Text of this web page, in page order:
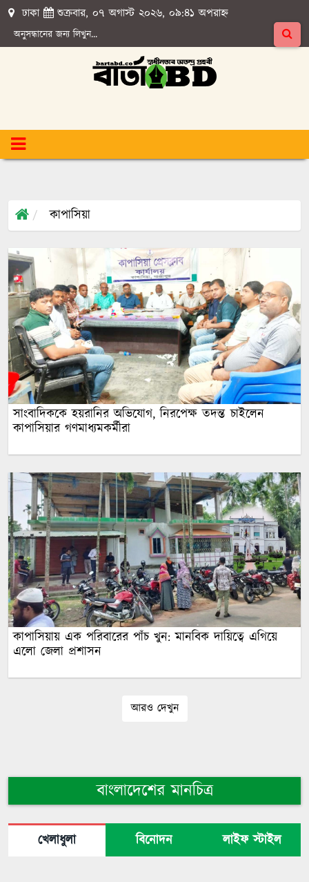
ঢাকা শুক্রবার, ০৭ অগাস্ট ২০২৬, ০৯:৪১ অপরাহ্ন
কাপাসিয়া
সাংবাদিককে হয়রানির অভিযোগ, নিরপেক্ষ তদন্ত চাইলেন
কাপাসিয়ার গণমাধ্যমকর্মীরা
কাপাসিয়ায় এক পরিবারের পাঁচ খুন: মানবিক দায়িত্বে এগিয়ে
এলো জেলা প্রশাসন
আরও দেখুন
বাংলাদেশের মানচিত্র
খেলাধুলা বিনোদন লাইফ স্টাইল